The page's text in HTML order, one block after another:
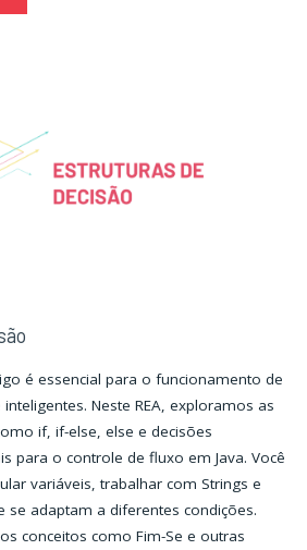
é essencial para o funcionamento de
Neste REA, exploramos as
if, if-else, else e decisões
para o controle de fluxo em Java. Você
variáveis, trabalhar com Strings e
se adaptam a diferentes condições.
conceitos como Fim-Se e outras